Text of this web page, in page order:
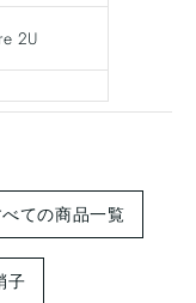
2U
ての商品一覧
子